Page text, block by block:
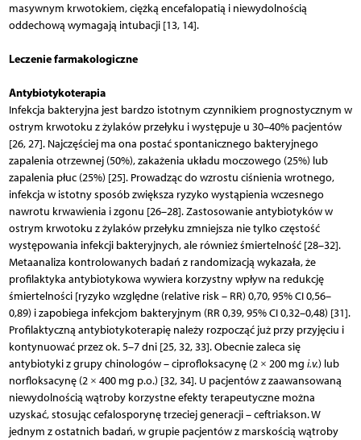
masywnym krwotokiem, ciężką encefalopatią i niewydolnością
oddechową wymagają intubacji [13, 14].
Leczenie farmakologiczne
Antybiotykoterapia
Infekcja bakteryjna jest bardzo istotnym czynnikiem prognostycznym w
ostrym krwotoku z żylaków przełyku i występuje u 30–40% pacjentów
[26, 27]. Najczęściej ma ona postać spontanicznego bakteryjnego
zapalenia otrzewnej (50%), zakażenia układu moczowego (25%) lub
zapalenia płuc (25%) [25]. Prowadząc do wzrostu ciśnienia wrotnego,
infekcja w istotny sposób zwiększa ryzyko wystąpienia wczesnego
nawrotu krwawienia i zgonu [26–28]. Zastosowanie antybiotyków w
ostrym krwotoku z żylaków przełyku zmniejsza nie tylko częstość
występowania infekcji bakteryjnych, ale również śmiertelność [28–32].
Metaanaliza kontrolowanych badań z randomizacją wykazała, że
profilaktyka antybiotykowa wywiera korzystny wpływ na redukcję
śmiertelności [ryzyko względne (relative risk – RR) 0,70, 95% CI 0,56–
0,89) i zapobiega infekcjom bakteryjnym (RR 0,39, 95% CI 0,32–0,48) [31].
Profilaktyczną antybiotykoterapię należy rozpocząć już przy przyjęciu i
kontynuować przez ok. 5–7 dni [25, 32, 33]. Obecnie zaleca się
antybiotyki z grupy chinologów – ciprofloksacynę (2 × 200 mg i.v.) lub
norfloksacynę (2 × 400 mg p.o.) [32, 34]. U pacjentów z zaawansowaną
niewydolnością wątroby korzystne efekty terapeutyczne można
uzyskać, stosując cefalosporynę trzeciej generacji – ceftria­kson. W
jednym z ostatnich badań, w grupie pacjentów z marskością wątroby